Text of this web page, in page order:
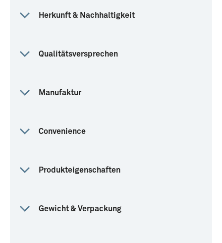
Herkunft & Nachhaltigkeit
Qualitätsversprechen
Manufaktur
Convenience
Produkteigenschaften
Gewicht & Verpackung